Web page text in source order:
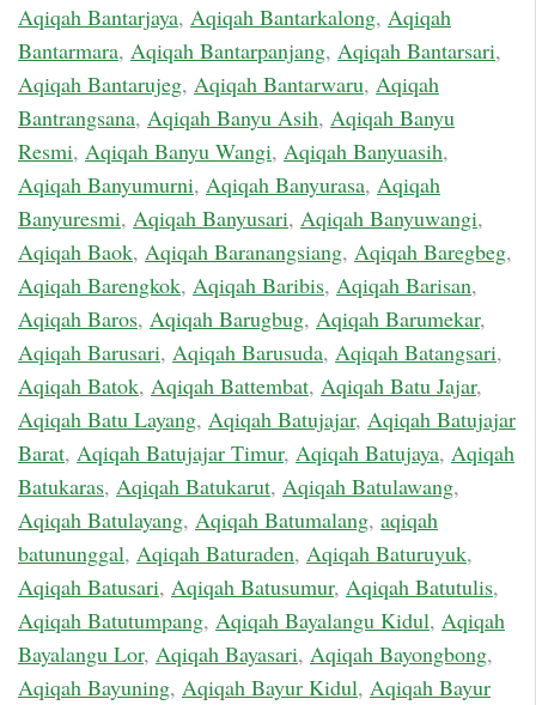
Aqiqah Bantarjaya, Aqiqah Bantarkalong, Aqiqah
Bantarmara, Aqiqah Bantarpanjang, Aqiqah Bantarsari,
Aqiqah Bantarujeg, Aqiqah Bantarwaru, Aqiqah
Bantrangsana, Aqiqah Banyu Asih, Aqiqah Banyu
Resmi, Aqiqah Banyu Wangi, Aqiqah Banyuasih,
Aqiqah Banyumurni, Aqiqah Banyurasa, Aqiqah
Banyuresmi, Aqiqah Banyusari, Aqiqah Banyuwangi,
Aqiqah Baok, Aqiqah Baranangsiang, Aqiqah Baregbeg,
Aqiqah Barengkok, Aqiqah Baribis, Aqiqah Barisan,
Aqiqah Baros, Aqiqah Barugbug, Aqiqah Barumekar,
Aqiqah Barusari, Aqiqah Barusuda, Aqiqah Batangsari,
Aqiqah Batok, Aqiqah Battembat, Aqiqah Batu Jajar,
Aqiqah Batu Layang, Aqiqah Batujajar, Aqiqah Batujajar
Barat, Aqiqah Batujajar Timur, Aqiqah Batujaya, Aqiqah
Batukaras, Aqiqah Batukarut, Aqiqah Batulawang,
Aqiqah Batulayang, Aqiqah Batumalang, aqiqah
batununggal, Aqiqah Baturaden, Aqiqah Baturuyuk,
Aqiqah Batusari, Aqiqah Batusumur, Aqiqah Batutulis,
Aqiqah Batutumpang, Aqiqah Bayalangu Kidul, Aqiqah
Bayalangu Lor, Aqiqah Bayasari, Aqiqah Bayongbong,
Aqiqah Bayuning, Aqiqah Bayur Kidul, Aqiqah Bayur